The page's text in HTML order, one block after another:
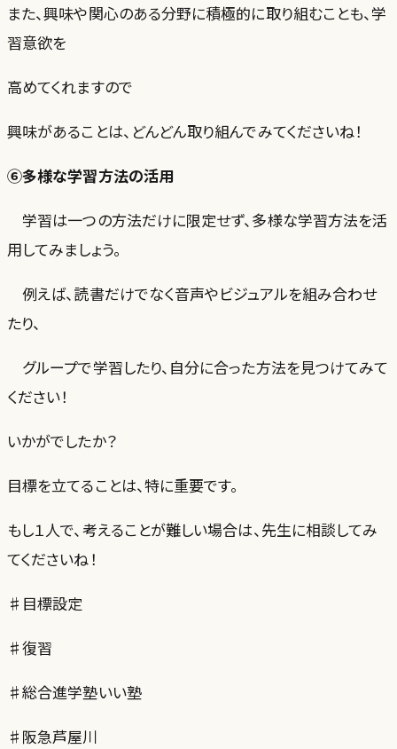
また、興味や関心のある分野に積極的に取り組むことも、学
習意欲を
高めてくれますので
興味があることは、どんどん取り組んでみてくださいね！
⑥多様な学習方法の活用
学習は一つの方法だけに限定せず、多様な学習方法を活
用してみましょう。
例えば、読書だけでなく音声やビジュアルを組み合わせ
たり、
グループで学習したり、自分に合った方法を見つけてみて
ください！
いかがでしたか？
目標を立てることは、特に重要です。
もし１人で、考えることが難しい場合は、先生に相談してみ
てくださいね！
♯目標設定
♯復習
♯総合進学塾いい塾
♯阪急芦屋川